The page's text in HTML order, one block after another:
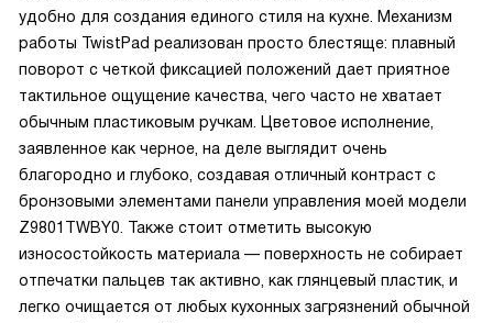
удобно для создания единого стиля на кухне. Механизм
работы TwistPad реализован просто блестяще: плавный
поворот с четкой фиксацией положений дает приятное
тактильное ощущение качества, чего часто не хватает
обычным пластиковым ручкам. Цветовое исполнение,
заявленное как черное, на деле выглядит очень
благородно и глубоко, создавая отличный контраст с
бронзовыми элементами панели управления моей модели
Z9801TWBY0. Также стоит отметить высокую
износостойкость материала — поверхность не собирает
отпечатки пальцев так активно, как глянцевый пластик, и
легко очищается от любых кухонных загрязнений обычной